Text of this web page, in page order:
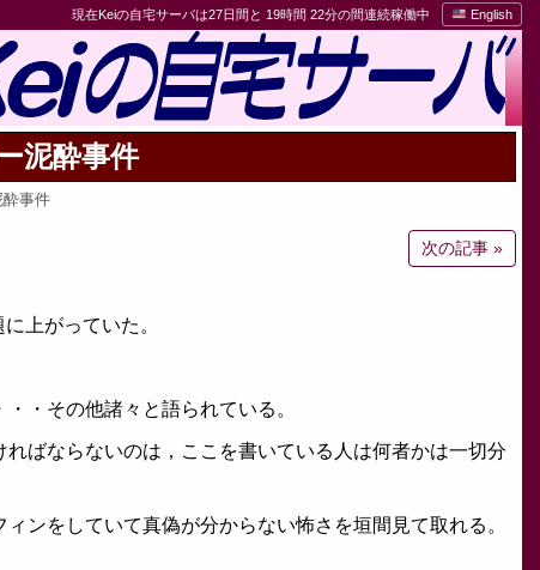
現在Keiの自宅サーバは27日間と 19時間 22分の間連続稼働中 English
泥酔事件
酔事件
次の記事 »
上がっていた。
・その他諸々と語られている。
ばならないのは，ここを書いている人は何者かは一切分
ンをしていて真偽が分からない怖さを垣間見て取れる。